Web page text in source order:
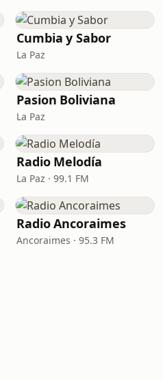
Cumbia y Sabor
La Paz
Pasion Boliviana
La Paz
Radio Melodía
La Paz · 99.1 FM
Radio Ancoraimes
Ancoraimes · 95.3 FM